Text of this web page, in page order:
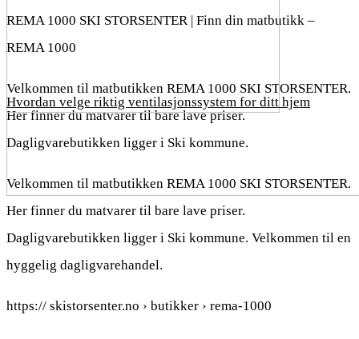
Hvordan velge riktig ventilasjonssystem for ditt hjem
REMA 1000 SKI STORSENTER | Finn din matbutikk –
REMA 1000
Velkommen til matbutikken REMA 1000 SKI STORSENTER.
Her finner du matvarer til bare lave priser.
Dagligvarebutikken ligger i Ski kommune.
Velkommen til matbutikken REMA 1000 SKI STORSENTER.
Her finner du matvarer til bare lave priser.
Dagligvarebutikken ligger i Ski kommune. Velkommen til en
hyggelig dagligvarehandel.
https:// skistorsenter.no › butikker › rema-1000